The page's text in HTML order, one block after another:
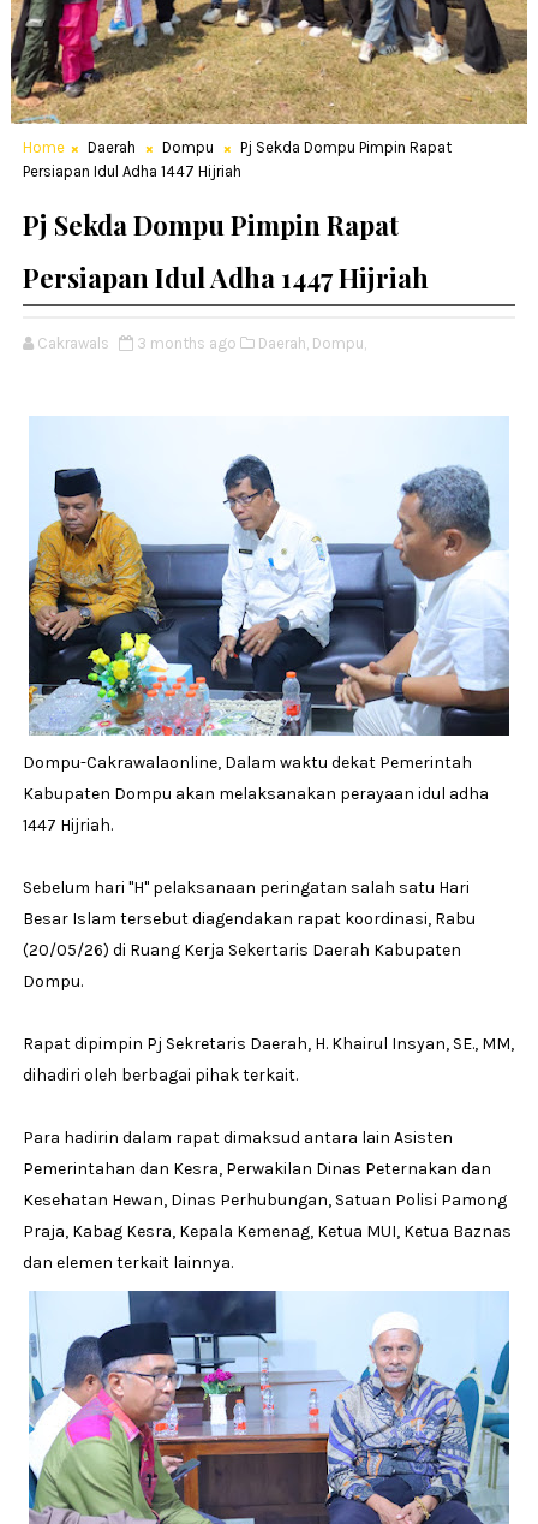
Home Daerah Dompu
Pj Sekda Dompu Pimpin Rapat
Persiapan Idul Adha 1447 Hijriah
Pj Sekda Dompu Pimpin Rapat
Persiapan Idul Adha 1447 Hijriah
Cakrawals 3 months ago Daerah, Dompu,
Dompu-Cakrawalaonline, Dalam waktu dekat Pemerintah
Kabupaten Dompu akan melaksanakan perayaan idul adha
1447 Hijriah.
Sebelum hari "H" pelaksanaan peringatan salah satu Hari
Besar Islam tersebut diagendakan rapat koordinasi, Rabu
(20/05/26) di Ruang Kerja Sekertaris Daerah Kabupaten
Dompu.
Rapat dipimpin Pj Sekretaris Daerah, H. Khairul Insyan, SE., MM,
dihadiri oleh berbagai pihak terkait.
Para hadirin dalam rapat dimaksud antara lain Asisten
Pemerintahan dan Kesra, Perwakilan Dinas Peternakan dan
Kesehatan Hewan, Dinas Perhubungan, Satuan Polisi Pamong
Praja, Kabag Kesra, Kepala Kemenag, Ketua MUI, Ketua Baznas
dan elemen terkait lainnya.